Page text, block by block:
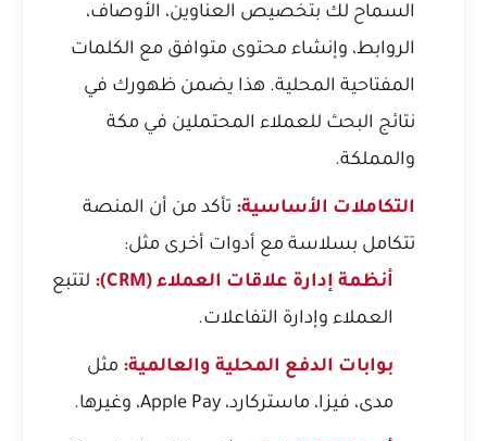
السماح لك بتخصيص العناوين، الأوصاف،
الروابط، وإنشاء محتوى متوافق مع الكلمات
المفتاحية المحلية. هذا يضمن ظهورك في
نتائج البحث للعملاء المحتملين في مكة
والمملكة.
التكاملات الأساسية: تأكد من أن المنصة
تتكامل بسلاسة مع أدوات أخرى مثل:
أنظمة إدارة علاقات العملاء (CRM):
لتتبع
العملاء وإدارة التفاعلات.
بوابات الدفع المحلية والعالمية: مثل
مدى، فيزا، ماستركارد، Apple Pay، وغيرها.